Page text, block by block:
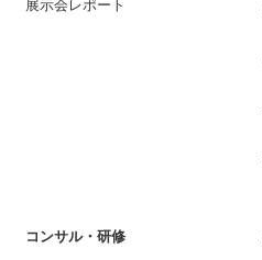
展示会レポート
コンサル・研修